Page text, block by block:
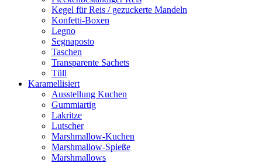
Kegel für Reis / gezuckerte Mandeln
Konfetti-Boxen
Legno
Segnaposto
Taschen
Transparente Sachets
Tüll
Karamellisiert
Ausstellung Kuchen
Gummiartig
Lakritze
Lutscher
Marshmallow-Kuchen
Marshmallow-Spieße
Marshmallows